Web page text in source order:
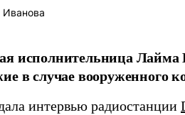
Иванова
исполнительница Лайма
в случае вооруженного
интервью радиостанции